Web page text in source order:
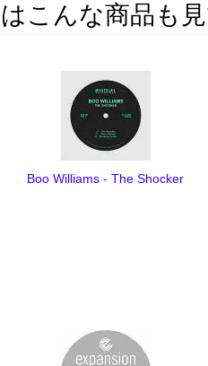
こんな商品も
Boo Williams - The Shocker